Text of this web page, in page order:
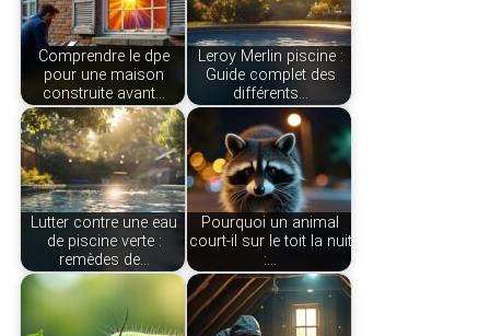
Comprendre le dpe
pour une maison
construite avant…
Leroy Merlin piscine :
Guide complet des
différents…
Lutter contre une eau
de piscine verte :
remèdes de…
Pourquoi un animal
court-il sur le toit la nuit
:…